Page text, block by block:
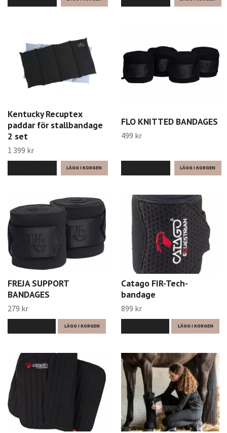
Kentucky Recuptex
paddar för stallbandage
2 set
1 399 kr
FLO KNITTED BANDAGES
499 kr
FREJA SUPPORT
BANDAGES
279 kr
LÄGG I KORGEN
Catago FIR-Tech-
bandage
899 kr
LÄGG I KORGEN